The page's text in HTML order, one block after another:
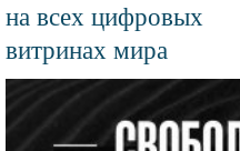
на всех цифровых
витринах мира
изображения